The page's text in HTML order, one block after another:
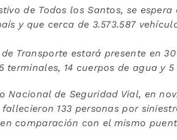
de Todos los Santos, se espera
y que cerca de 3.573.587
Transporte estará presente en
terminales, 14 cuerpos de agua y
Nacional de Seguridad Vial, en
fallecieron 133 personas por
comparación con el mismo